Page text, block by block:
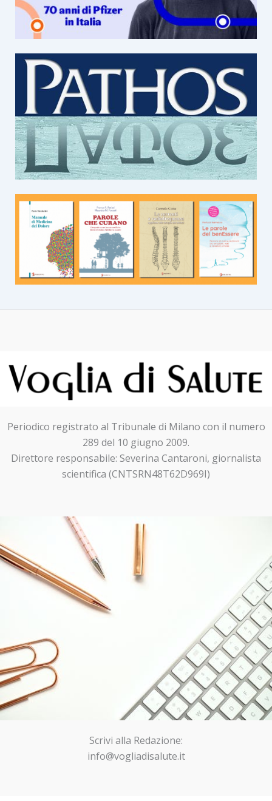
Periodico registrato al Tribunale di Milano con il numero
289 del 10 giugno 2009.
Direttore responsabile: Severina Cantaroni, giornalista
scientifica (CNTSRN48T62D969I)
Scrivi alla Redazione:
info@vogliadisalute.it